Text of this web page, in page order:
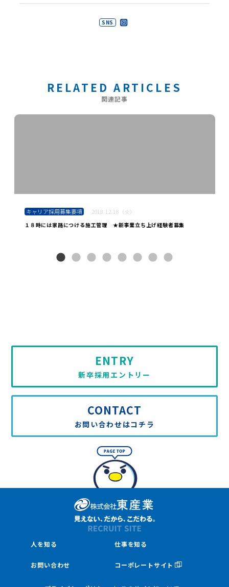
SNS
RELATED ARTICLES
関連記事
キャリア採用募集要項
2018.12.18（火）
１８時には家路につける施工管理 ★新事業立ち上げ経験者募集
CONTACT
お問い合わせはコチラ
ENTRY
新卒採用エントリー
人を知る 仕事を知る
お問い合わせ コーポレートサイト